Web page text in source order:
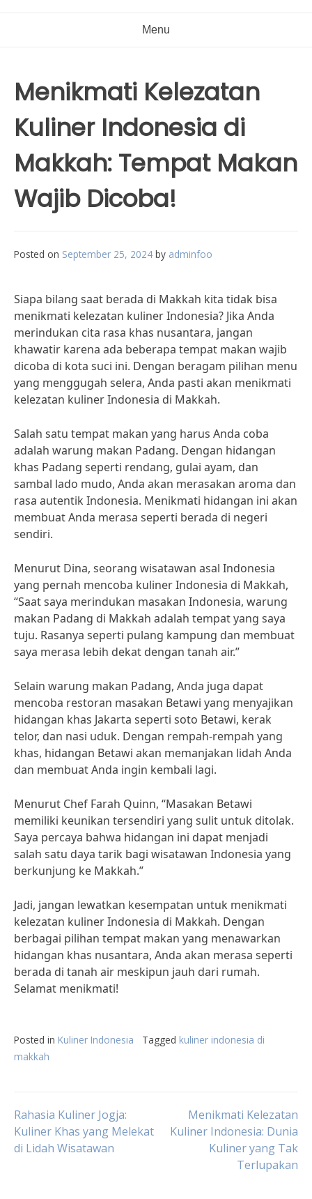
Menu
Menikmati Kelezatan
Kuliner Indonesia di
Makkah: Tempat Makan
Wajib Dicoba!
Posted on September 25, 2024 by adminfoo
Siapa bilang saat berada di Makkah kita tidak bisa
menikmati kelezatan kuliner Indonesia? Jika Anda
merindukan cita rasa khas nusantara, jangan
khawatir karena ada beberapa tempat makan wajib
dicoba di kota suci ini. Dengan beragam pilihan menu
yang menggugah selera, Anda pasti akan menikmati
kelezatan kuliner Indonesia di Makkah.
Salah satu tempat makan yang harus Anda coba
adalah warung makan Padang. Dengan hidangan
khas Padang seperti rendang, gulai ayam, dan
sambal lado mudo, Anda akan merasakan aroma dan
rasa autentik Indonesia. Menikmati hidangan ini akan
membuat Anda merasa seperti berada di negeri
sendiri.
Menurut Dina, seorang wisatawan asal Indonesia
yang pernah mencoba kuliner Indonesia di Makkah,
“Saat saya merindukan masakan Indonesia, warung
makan Padang di Makkah adalah tempat yang saya
tuju. Rasanya seperti pulang kampung dan membuat
saya merasa lebih dekat dengan tanah air.”
Selain warung makan Padang, Anda juga dapat
mencoba restoran masakan Betawi yang menyajikan
hidangan khas Jakarta seperti soto Betawi, kerak
telor, dan nasi uduk. Dengan rempah-rempah yang
khas, hidangan Betawi akan memanjakan lidah Anda
dan membuat Anda ingin kembali lagi.
Menurut Chef Farah Quinn, “Masakan Betawi
memiliki keunikan tersendiri yang sulit untuk ditolak.
Saya percaya bahwa hidangan ini dapat menjadi
salah satu daya tarik bagi wisatawan Indonesia yang
berkunjung ke Makkah.”
Jadi, jangan lewatkan kesempatan untuk menikmati
kelezatan kuliner Indonesia di Makkah. Dengan
berbagai pilihan tempat makan yang menawarkan
hidangan khas nusantara, Anda akan merasa seperti
berada di tanah air meskipun jauh dari rumah.
Selamat menikmati!
Posted in Kuliner Indonesia Tagged kuliner indonesia di
makkah
Post
navigation
Rahasia Kuliner Jogja:
Kuliner Khas yang Melekat
di Lidah Wisatawan
Menikmati Kelezatan
Kuliner Indonesia: Dunia
Kuliner yang Tak
Terlupakan